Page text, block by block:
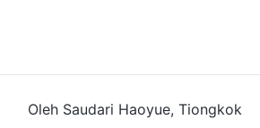
Oleh Saudari Haoyue, Tiongkok